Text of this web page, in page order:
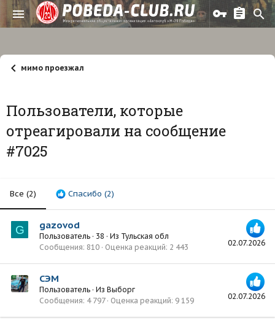
мимо проезжал
Пользователи, которые
отреагировали на сообщение
#7025
Все (2) Спасибо (2)
G
02.07.2026
gazovod
Пользователь · 38 · Из Тульская обл
Сообщения 810 Оценка реакций 2 443
02.07.2026
СЭМ
Пользователь · Из Выборг
Сообщения 4 797 Оценка реакций 9 159